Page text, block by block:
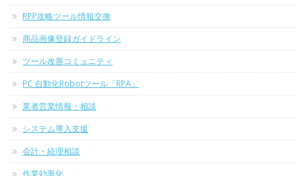
RPP攻略ツール情報交換
商品画像登録ガイドライン
ツール改善コミュニティ
PC 自動化Robotツール「RPA」
業者営業情報・相談
システム導入支援
会計・経理相談
作業効率化